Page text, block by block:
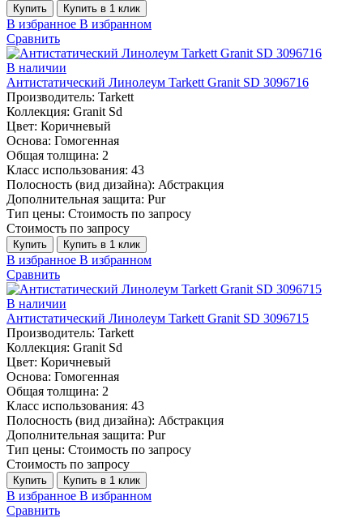
Купить Купить в 1 клик
В избранное В избранном
Сравнить
В наличии
Антистатический Линолеум Tarkett Granit SD 3096716
Производитель: Tarkett
Коллекция: Granit Sd
Цвет: Коричневый
Основа: Гомогенная
Общая толщина: 2
Класс использования: 43
Полосность (вид дизайна): Абстракция
Дополнительная защита: Pur
Тип цены: Стоимость по запросу
Стоимость по запросу
Купить Купить в 1 клик
В избранное В избранном
Сравнить
В наличии
Антистатический Линолеум Tarkett Granit SD 3096715
Производитель: Tarkett
Коллекция: Granit Sd
Цвет: Коричневый
Основа: Гомогенная
Общая толщина: 2
Класс использования: 43
Полосность (вид дизайна): Абстракция
Дополнительная защита: Pur
Тип цены: Стоимость по запросу
Стоимость по запросу
Купить Купить в 1 клик
В избранное В избранном
Сравнить